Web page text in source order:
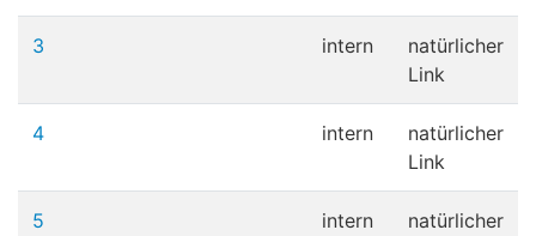
3 intern
natürlicher
Link
4 intern
natürlicher
Link
5 intern
natürlicher